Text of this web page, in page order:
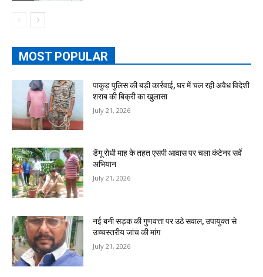
MOST POPULAR
पाकुड़ पुलिस की बड़ी कार्रवाई, घर में चल रही अवैध विदेशी
शराब की बिक्री का खुलासा
July 21, 2026
डेंगू रोधी माह के तहत एसपी आवास पर चला कंटेनर सर्वे
अभियान
July 21, 2026
नई बनी सड़क की गुणवत्ता पर उठे सवाल, उपायुक्त से
उच्चस्तरीय जांच की मांग
July 21, 2026